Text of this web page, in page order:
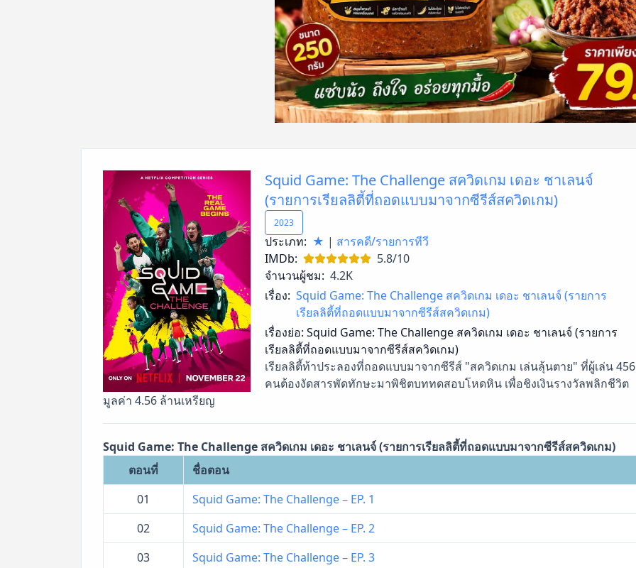
Squid Game: The Challenge สควิดเกม เดอะ ชาเลนจ์
(รายการเรียลลิตี้ที่ถอดแบบมาจากซีรีส์สควิดเกม)
2023
ประเภท: ★ | สารคดี/รายการทีวี
IMDb:
5.8/10
จำนวนผู้ชม: 4.2K
เรื่อง: Squid Game: The Challenge สควิดเกม เดอะ ชาเลนจ์ (รายการ
เรียลลิตี้ที่ถอดแบบมาจากซีรีส์สควิดเกม)
เรื่องย่อ: Squid Game: The Challenge สควิดเกม เดอะ ชาเลนจ์ (รายการ
เรียลลิตี้ที่ถอดแบบมาจากซีรีส์สควิดเกม)
เรียลลิตี้ท้าประลองที่ถอดแบบมาจากซีรีส์ "สควิดเกม เล่นลุ้นตาย" ที่ผู้เล่น 456
คนต้องงัดสารพัดทักษะมาพิชิตบททดสอบโหดหิน เพื่อชิงเงินรางวัลพลิกชีวิต
มูลค่า 4.56 ล้านเหรียญ
Squid Game: The Challenge สควิดเกม เดอะ ชาเลนจ์ (รายการเรียลลิตี้ที่ถอดแบบมาจากซีรีส์สควิดเกม)
ตอนที่
ชื่อตอน
01
Squid Game: The Challenge – EP. 1
02
Squid Game: The Challenge – EP. 2
03
Squid Game: The Challenge – EP. 3